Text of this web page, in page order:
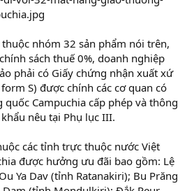
nhóm 32 sản phẩm nói trên,
sách thuế 0%, doanh nghiệp
phải có Giấy chứng nhận xuất xứ
S) được chính các cơ quan có
Campuchia cấp phép và thông
nêu tại Phụ lục III.
các tỉnh trực thuộc nước Việt
được hưởng ưu đãi bao gồm: Lệ
Ya Dav (tỉnh Ratanakiri); Bu Prăng